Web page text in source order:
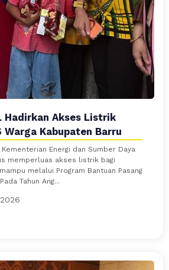
Hadirkan Akses Listrik
Kabupaten Barru
Energi dan Sumber Daya
memperluas akses listrik bagi
melalui Program Bantuan Pasang
Tahun Ang...